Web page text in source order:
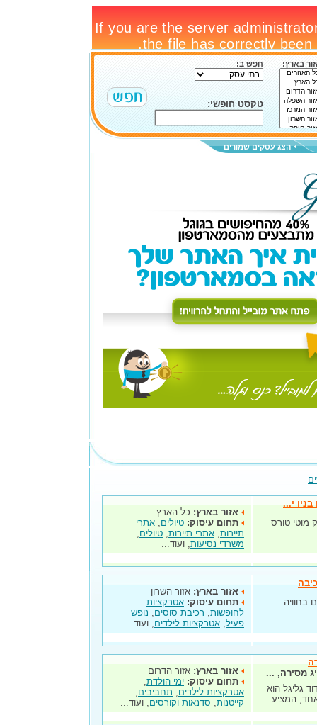
בארץ: חפש ב:
טקסט חופשי:
הצג עסקים שמורים
י...
מוטי טורס
אזור בארץ: כל הארץ
תחום עיסוק: טיולים, אתרי
תיירות, אתרי תיירות, טיולים,
משרדי נסיעות, ועוד...
בחוויה
אזור בארץ: אזור השרון
תחום עיסוק: אטרקציות
לחופשות, רכיבת סוסים, נופש
פעיל, אטרקציות לילדים, ועוד...
מסירה, ...
גליגל הוא
המציע ...
אזור בארץ: אזור הדרום
תחום עיסוק: ימי הולדת,
אטרקציות לילדים, תחביבים,
קייטנות, סדנאות וקורסים, ועוד...